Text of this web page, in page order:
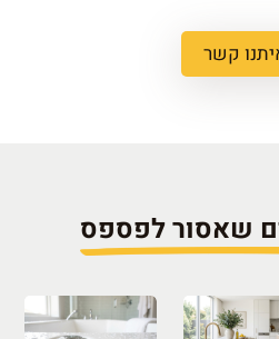
קשר
שאסור לפספס